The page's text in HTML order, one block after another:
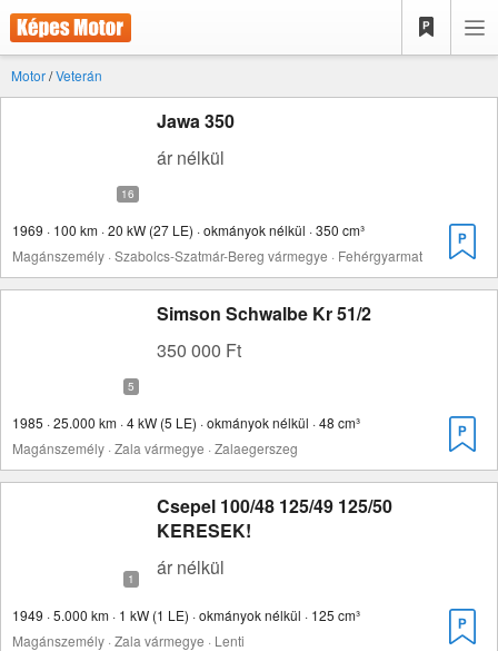
Motor/Veterán
Jawa 350
ár nélkül
1969 · 100 km · 20 kW (27 LE) · okmányok nélkül · 350 cm³
Magánszemély · Szabolcs-Szatmár-Bereg vármegye · Fehérgyarmat
Simson Schwalbe Kr 51/2
350 000 Ft
1985 · 25.000 km · 4 kW (5 LE) · okmányok nélkül · 48 cm³
Magánszemély · Zala vármegye · Zalaegerszeg
Csepel 100/48 125/49 125/50
KERESEK!
ár nélkül
1949 · 5.000 km · 1 kW (1 LE) · okmányok nélkül · 125 cm³
Magánszemély · Zala vármegye · Lenti